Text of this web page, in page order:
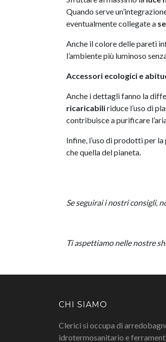
Quando serve
eventualmente collegate a
Anche il colore delle pareti
l’ambiente più luminoso
Accessori ecologici e
Anche i dettagli fanno la
ricaricabiliriduce l’uso di
contribuisce a purificare
Infine, l’uso di prodotti per la
che quella del pianeta.
Se seguirai i nostri consigli,
Ti aspettiamo nelle nostre
CHI SIAMO
Clerici si occupa di
idrotermosanitario e